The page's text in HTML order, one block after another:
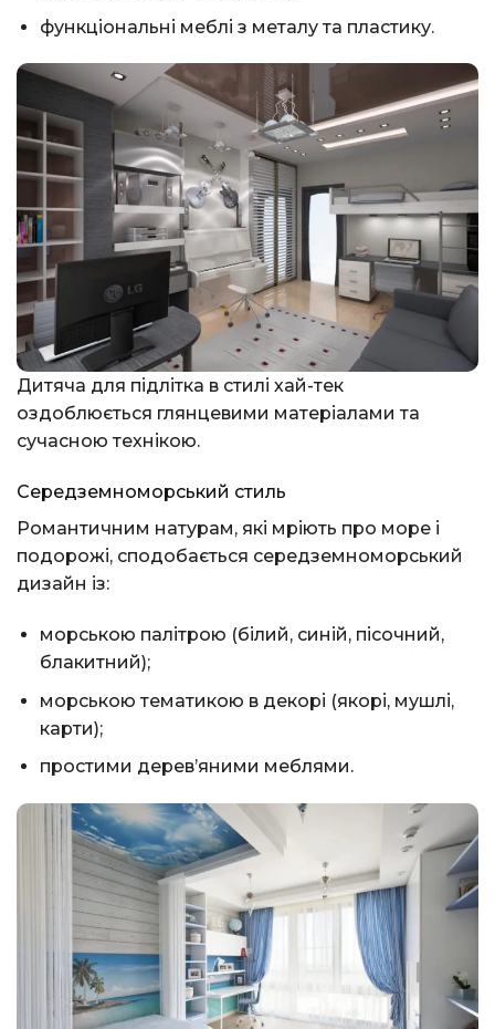
функціональні меблі з металу та пластику.
Дитяча для підлітка в стилі хай-тек
оздоблюється глянцевими матеріалами та
сучасною технікою.
Середземноморський стиль
Романтичним натурам, які мріють про море і
подорожі, сподобається середземноморський
дизайн із:
морською палітрою (білий, синій, пісочний,
блакитний);
морською тематикою в декорі (якорі, мушлі,
карти);
простими дерев’яними меблями.